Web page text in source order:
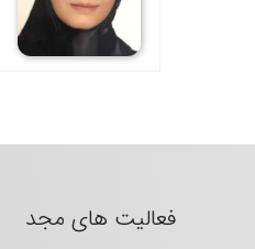
فعالیت های مجد